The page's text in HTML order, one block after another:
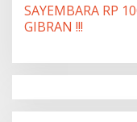
SAYEMBARA RP
GIBRAN !!!